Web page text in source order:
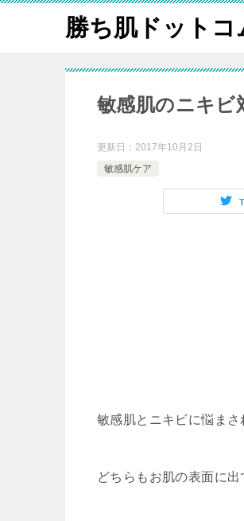
勝ち肌ドットコ
敏感肌のニキビ
更新日： 2017年10月2日
敏感肌ケア
敏感肌とニキビに悩まさ
どちらもお肌の表面に